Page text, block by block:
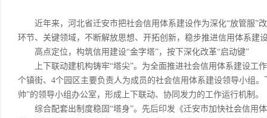
近年来，河北省迁安市把社会信用体系建设作为深化“放管服”
环节、关键领域，不断解放思想、开拓创新，稳步推进信用体系建
高点定位，构筑信用建设“金字塔”，按下深化改革“启动键”
上下联动建机构铸牢“塔尖”。为全面推进社会信用体系建设工
个镇街、4个园区主要负责人为成员的社会信用体系建设领导小组
帅”的领导小组办公室，形成上下联动、协同发力的工作运行机制。
综合配套出制度稳固“塔身”。先后印发《迁安市加快社会信用